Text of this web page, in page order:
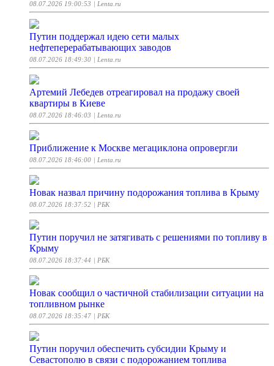
08.07.2026 19:00:53 | Lenta.ru
Путин поддержал идею сети малых
нефтеперерабатывающих заводов
08.07.2026 18:49:30 | Lenta.ru
Артемий Лебедев отреагировал на продажу своей
квартиры в Киеве
08.07.2026 18:46:03 | Lenta.ru
Приближение к Москве мегациклона опровергли
08.07.2026 18:46:00 | Lenta.ru
Новак назвал причину подорожания топлива в Крыму
08.07.2026 18:37:52 | РБК
️Путин поручил не затягивать с решениями по топливу в
Крыму
08.07.2026 18:37:44 | РБК
Новак сообщил о частичной стабилизации ситуации на
топливном рынке
08.07.2026 18:35:47 | РБК
Путин поручил обеспечить субсидии Крыму и
Севастополю в связи с подорожанием топлива